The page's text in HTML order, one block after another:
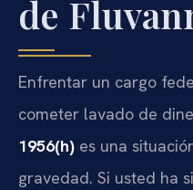
de
Enfrentar un cargo
cometer lavado de
1956(h) es una
gravedad. Si usted ha